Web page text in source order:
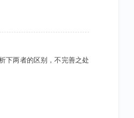
下两者的区别，不完善之处